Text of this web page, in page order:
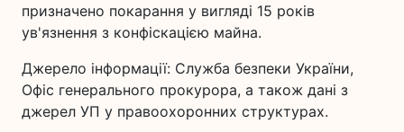
призначено покарання у вигляді 15 років
ув'язнення з конфіскацією майна.
Джерело інформації: Служба безпеки України,
Офіс генерального прокурора, а також дані з
джерел УП у правоохоронних структурах.